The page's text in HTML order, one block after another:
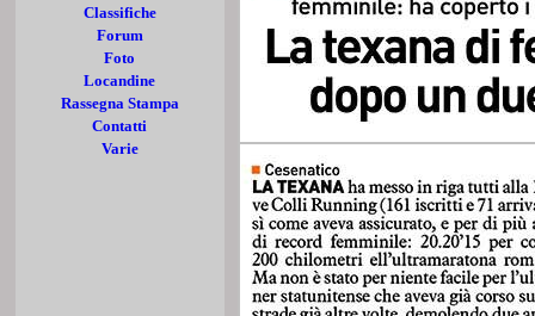
Classifiche
Forum
Foto
Locandine
Rassegna Stampa
Contatti
Varie